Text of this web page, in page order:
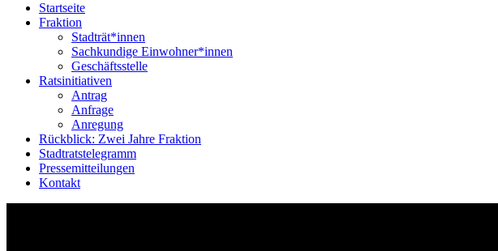
Startseite
Fraktion
Stadträt*innen
Sachkundige Einwohner*innen
Geschäftsstelle
Ratsinitiativen
Antrag
Anfrage
Anregung
Rückblick: Zwei Jahre Fraktion
Stadtratstelegramm
Pressemitteilungen
Kontakt